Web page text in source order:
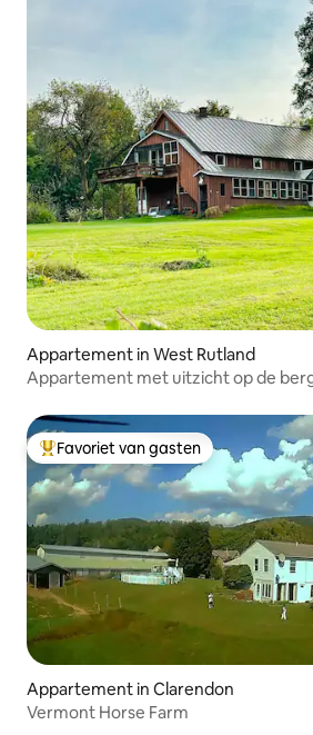
Appartement in West Rutland
Appartement met uitzicht op de
Topfavoriet van gasten
Favoriet van gasten
Appartement in Clarendon
Vermont Horse Farm